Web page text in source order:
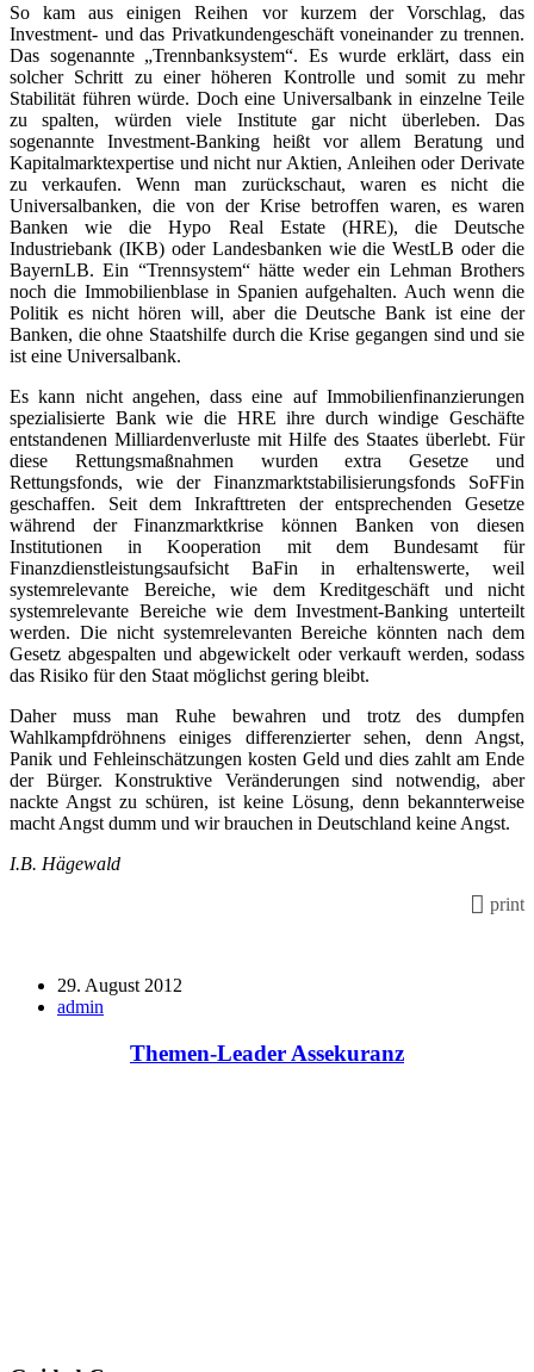
So kam aus einigen Reihen vor kurzem der Vorschlag, das
Investment- und das Privatkundengeschäft voneinander zu trennen.
Das sogenannte „Trennbanksystem“. Es wurde erklärt, dass ein
solcher Schritt zu einer höheren Kontrolle und somit zu mehr
Stabilität führen würde. Doch eine Universalbank in einzelne Teile
zu spalten, würden viele Institute gar nicht überleben. Das
sogenannte Investment-Banking heißt vor allem Beratung und
Kapitalmarktexpertise und nicht nur Aktien, Anleihen oder Derivate
zu verkaufen. Wenn man zurückschaut, waren es nicht die
Universalbanken, die von der Krise betroffen waren, es waren
Banken wie die Hypo Real Estate (HRE), die Deutsche
Industriebank (IKB) oder Landesbanken wie die WestLB oder die
BayernLB. Ein “Trennsystem“ hätte weder ein Lehman Brothers
noch die Immobilienblase in Spanien aufgehalten. Auch wenn die
Politik es nicht hören will, aber die Deutsche Bank ist eine der
Banken, die ohne Staatshilfe durch die Krise gegangen sind und sie
ist eine Universalbank.
Es kann nicht angehen, dass eine auf Immobilienfinanzierungen
spezialisierte Bank wie die HRE ihre durch windige Geschäfte
entstandenen Milliardenverluste mit Hilfe des Staates überlebt. Für
diese Rettungsmaßnahmen wurden extra Gesetze und
Rettungsfonds, wie der Finanzmarktstabilisierungsfonds SoFFin
geschaffen. Seit dem Inkrafttreten der entsprechenden Gesetze
während der Finanzmarktkrise können Banken von diesen
Institutionen in Kooperation mit dem Bundesamt für
Finanzdienstleistungsaufsicht BaFin in erhaltenswerte, weil
systemrelevante Bereiche, wie dem Kreditgeschäft und nicht
systemrelevante Bereiche wie dem Investment-Banking unterteilt
werden. Die nicht systemrelevanten Bereiche könnten nach dem
Gesetz abgespalten und abgewickelt oder verkauft werden, sodass
das Risiko für den Staat möglichst gering bleibt.
Daher muss man Ruhe bewahren und trotz des dumpfen
Wahlkampfdröhnens einiges differenzierter sehen, denn Angst,
Panik und Fehleinschätzungen kosten Geld und dies zahlt am Ende
der Bürger. Konstruktive Veränderungen sind notwendig, aber
nackte Angst zu schüren, ist keine Lösung, denn bekannterweise
macht Angst dumm und wir brauchen in Deutschland keine Angst.
I.B. Hägewald
print
29. August 2012
admin
Themen-Leader Assekuranz